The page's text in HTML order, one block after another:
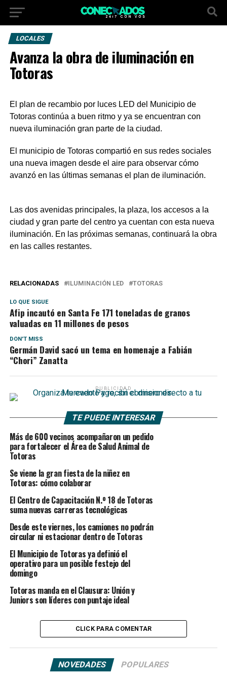
LOCALES
Avanza la obra de iluminación en
Totoras
El plan de recambio por luces LED del Municipio de
Totoras continúa a buen ritmo y ya se encuentran con
nueva iluminación gran parte de la ciudad.
El municipio de Totoras compartió en sus redes sociales
una nueva imagen desde el aire para observar cómo
avanzó en las últimas semanas el plan de iluminación.
Las dos avenidas principales, la plaza, los accesos a la
ciudad y gran parte del centro ya cuentan con esta nueva
iluminación. En las próximas semanas, continuará la obra
en las calles restantes.
RELACIONADAS ILUMINACIÓN LED TOTORAS
LO QUE SIGUE
Afip incautó en Santa Fe 171 toneladas de granos
valuadas en 11 millones de pesos
DON'T MISS
Germán David sacó un tema en homenaje a Fabián
“Chori” Zanatta
PUBLICIDAD
TE PUEDE INTERESAR
Más de 600 vecinos acompañaron un pedido
para fortalecer el Área de Salud Animal de
Totoras
Se viene la gran fiesta de la niñez en
Totoras: cómo colaborar
El Centro de Capacitación N.º 18 de Totoras
suma nuevas carreras tecnológicas
Desde este viernes, los camiones no podrán
circular ni estacionar dentro de Totoras
El Municipio de Totoras ya definió el
operativo para un posible festejo del
domingo
Totoras manda en el Clausura: Unión y
Juniors son líderes con puntaje ideal
CLICK PARA COMENTAR
NOVEDADES POPULARES